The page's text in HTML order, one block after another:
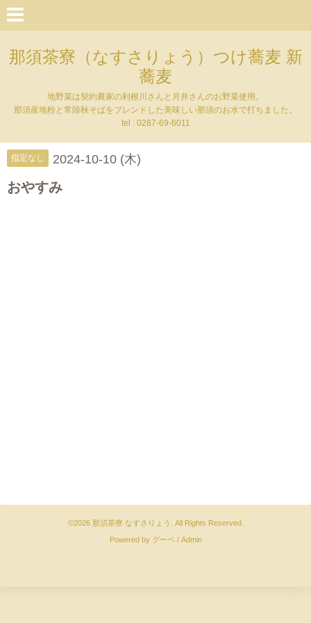
那須茶寮（なすさりょう）つけ蕎麦 新
蕎麦
地野菜は契約農家の利根川さんと月井さんのお野菜使用。
那須産地粉と常陸秋そばをブレンドした美味しい那須のお水で打ちました。
tel : 0287-69-6011
指定なし 2024-10-10 (木)
おやすみ
©2026 那須茶寮 なすさりょう
. All Rights Reserved.
Powered by グーペ/ Admin